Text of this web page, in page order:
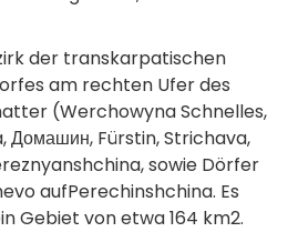
der transkarpatischen
am rechten Ufer des
(Werchowyna Schnelles,
Домашин, Fürstin, Strichava,
sowie Dörfer
aufPerechinshchina. Es
Gebiet von etwa 164 km2.